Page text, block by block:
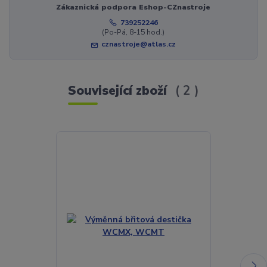
Zákaznická podpora Eshop-CZnastroje
739252246
(Po-Pá, 8-15 hod.)
cznastroje@atlas.cz
Související zboží 2